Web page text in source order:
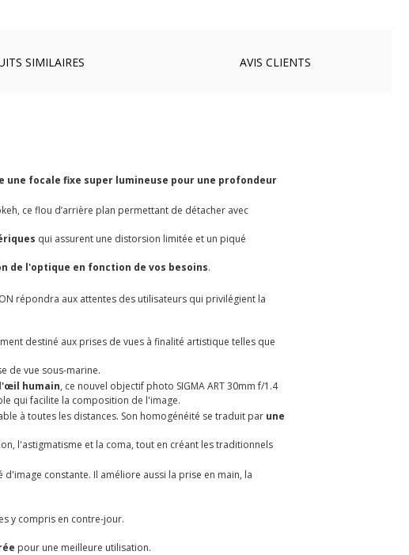
SIMILAIRES AVIS CLIENTS
une focale fixe super lumineuse pour une profondeur
ce flou d’arrière plan permettant de détacher avec
qui assurent une distorsion limitée et un piqué
de l'optique en fonction de vos besoins.
répondra aux attentes des utilisateurs qui privilégient la
destiné aux prises de vues à finalité artistique telles que
de vue sous-marine.
humain, ce nouvel objectif photo SIGMA ART 30mm f/1.4
qui facilite la composition de l'image.
à toutes les distances. Son homogénéité se traduit par une
l'astigmatisme et la coma, tout en créant les traditionnels
constante. Il améliore aussi la prise en main, la
y compris en contre-jour.
pour une meilleure utilisation.